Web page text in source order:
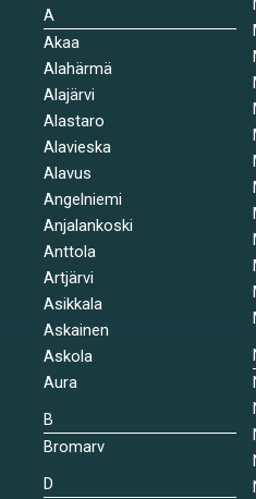
A
Akaa
Alahärmä
Alajärvi
Alastaro
Alavieska
Alavus
Angelniemi
Anjalankoski
Anttola
Artjärvi
Asikkala
Askainen
Askola
Aura
B
Bromarv
D